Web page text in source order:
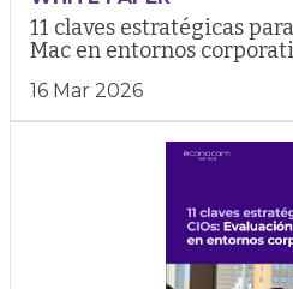
11 claves estratégicas
Mac en entornos
16 Mar 2026